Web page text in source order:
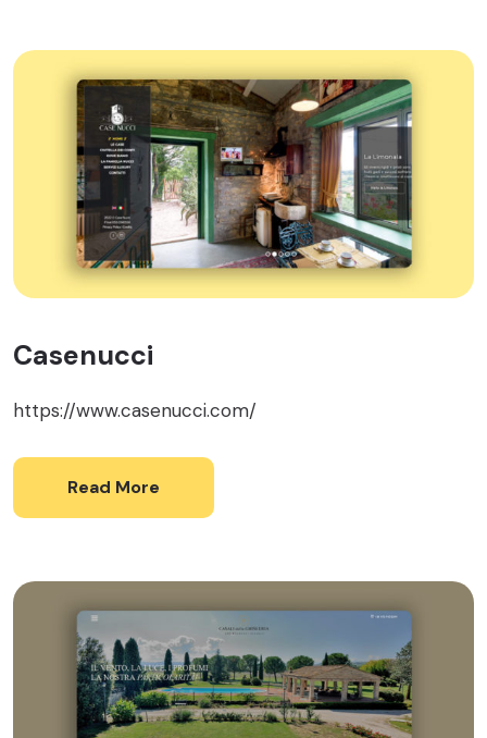
Casenucci
https://www.casenucci.com/
Read More